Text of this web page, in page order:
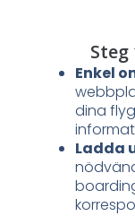
Enkel
dina
Ladda